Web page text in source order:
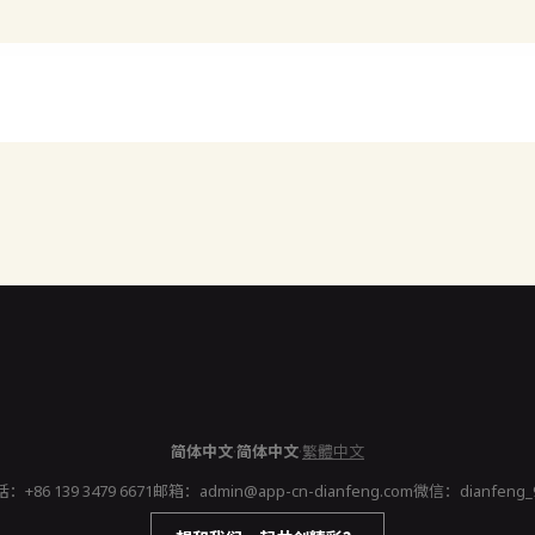
简体中文·简体中文·繁體中文
+86 139 3479 6671邮箱： admin@app-cn-dianfeng.com微信：